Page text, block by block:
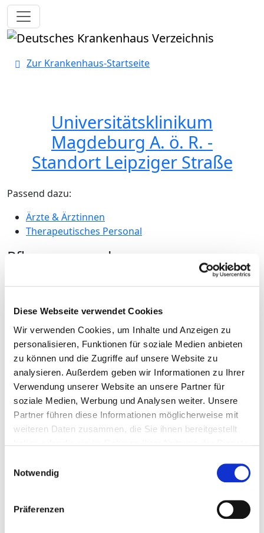
Diese Webseite verwendet Cookies
Wir verwenden Cookies, um Inhalte und Anzeigen zu
personalisieren, Funktionen für soziale Medien anbieten
zu können und die Zugriffe auf unsere Website zu
analysieren. Außerdem geben wir Informationen zu Ihrer
Verwendung unserer Website an unsere Partner für
soziale Medien, Werbung und Analysen weiter. Unsere
Partner führen diese Informationen möglicherweise mit
weiteren Daten zusammen, die Sie ihnen bereitgestellt
Notwendig
Präferenzen
Toggle navigation
Zur Krankenhaus-Startseite
Universitätsklinikum
Magdeburg A. ö. R. -
Standort Leipziger Straße
Passend dazu:
Ärzte & Ärztinnen
Therapeutisches Personal
Pflegepersonal
Hier finden Sie Angaben zum Pflegepersonal des
gesamten Krankenhauses. Informationen zum
Personal der einzelnen Fachabteilungen finden Sie auf
Gesundheits- und Krankenpfleger und Gesundheits-
und Krankenpflegerinnen
Mit und ohne Fachabteilungszuordnung
Berufsgruppe Anzahl
Erläuterung
Anzahl (gesamt)
958,86
Personal ohne direktes